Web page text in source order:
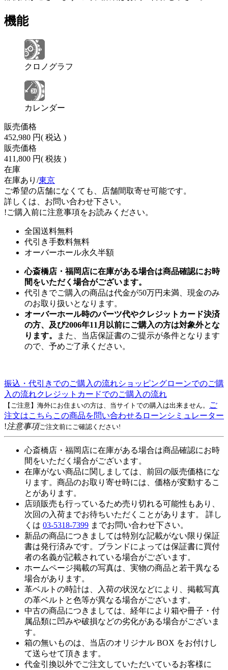
機能
クロノグラフ
カレンダー
販売価格
452,980 円( 税込 )
販売価格
411,800 円( 税抜 )
在庫
在庫あり/東京
ご希望の店舗になくても、店舗間取寄せ可能です。
詳しくは、お問い合わせ下さい。
!ご購入前に注意事項をお読みください。
全国送料無料
代引き手数料無料
オーバーホール永久半額
心斎橋店・福岡店に在庫がある場合は商品確認にお時
間をいただく場合がございます。
代引きでご購入の商品は代金が50万円未満、現金のみ
のお取り扱いとなります。
オーバーホール時のパーツ代やクレジットカード決済
の方、及び2006年11月以前にご購入の方は対象外とな
ります。
また、当店保証書のご提示が条件となります
ので、予めご了承ください。
振込・代引きでのご購入の流れショッピングローンでのご購
入の流れクレジットカードでのご購入の流れ
【ご注意】海外にお住まいの方は、当サイトでの購入は出来ません。
ご
注文はこちら この商品を問い合わせる ローンシミュレーター
!注意事項ご注文前にご確認ください!
心斎橋店・福岡店に在庫がある場合は商品確認にお時
間をいただく場合がございます。
在庫がない商品に関しましては、前回の販売価格にな
ります。商品のお取り寄せ時には、価格が変動するこ
とがあります。
店頭販売も行っているため売り切れる可能性もあり、
次回の入荷までお待ちいただくことがあります。 詳し
くは 03-5318-7399 までお問い合わせ下さい。
新品の商品につきましては特別な記載がない限り保証
書は発行済みです。ブランドによっては保証書に買付
者の名義が記載されている場合がございます。
ホームページ掲載の写真は、実物の商品と若干異なる
場合があります。
革ベルトの時計は、入荷の状況などにより、掲載写真
の革ベルトと色等が異なる場合がございます。
中古の商品につきましては、経年により箱や冊子・付
属品類に凹みや破損などの劣化がある場合がございま
す。
箱の無いものは、当店のオリジナル BOX をお付けし
て送らせて頂きます。
代金引換以外でご注文していただいているお客様に